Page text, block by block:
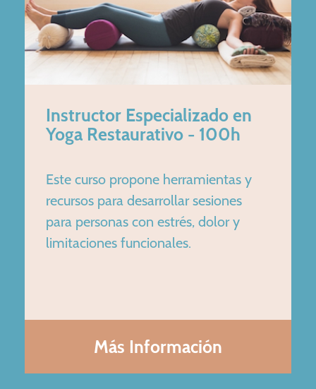
Instructor Especializado en
Yoga Restaurativo - 100h
Este curso propone herramientas y
recursos para desarrollar sesiones
para personas con estrés, dolor y
limitaciones funcionales.
Más Información